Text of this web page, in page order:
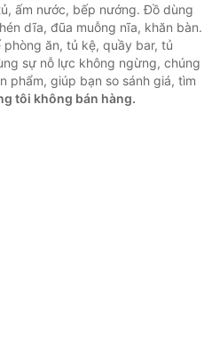
ấm nước, bếp nướng. Đồ dùng
dĩa, đũa muỗng nĩa, khăn bàn.
ăn, tủ kệ, quầy bar, tủ
sự nỗ lực không ngừng, chúng
phẩm, giúp bạn so sánh giá, tìm
tôi không bán hàng.